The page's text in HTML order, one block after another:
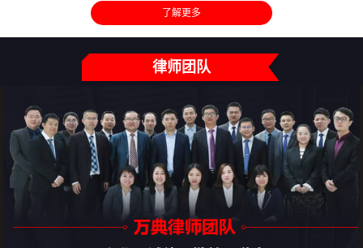
了解更多
律师团队